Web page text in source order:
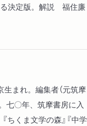
決定版。解説 福住廉
生まれ。編集者（元筑摩
七〇年、筑摩書房に入
ちくま文学の森』『中学